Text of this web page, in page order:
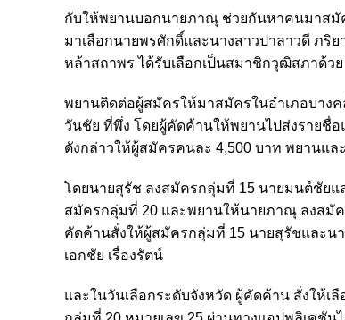
กับให้พยานบอกนายภาณุ ช่วยกันหาคนมาสมั
มาเลือกนายพรศักดิ์และนางสาวปาลาวดี ภ
หล้าสถาพร ได้รับเลือกเป็นสมาชิกวุฒิสภาด้ว
พยานติดต่อผู้สมัครให้มาสมัครในอำเภอบาง
วันชัย ที่พึ่ง โดยผู้คัดค้านให้พยานไปส่งรายชื่อ
ดังกล่าวให้ผู้สมัครคนละ 4,500 บาท พยานแ
โดยนายสุรัช ลงสมัครกลุ่มที่ 15 นายมนต์ชัย
สมัครกลุ่มที่ 20 และพยานให้นายภาณุ ลงสมัค
คัดค้านสั่งให้ผู้สมัครกลุ่มที่ 15 นายสุรัชและน
เอกชัย เรื่องรัตน์
และในวันเลือกระดับจังหวัด ผู้คัดค้าน สั่งให้เ